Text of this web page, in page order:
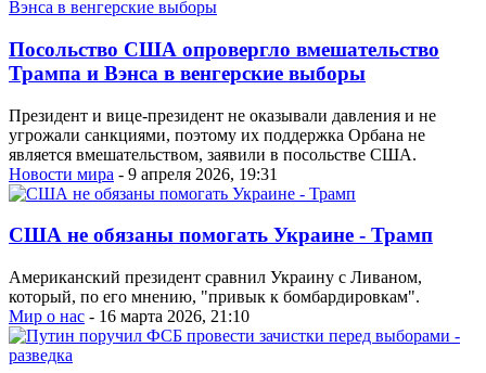
Посольство США опровергло вмешательство
Трампа и Вэнса в венгерские выборы
Президент и вице-президент не оказывали давления и не
угрожали санкциями, поэтому их поддержка Орбана не
является вмешательством, заявили в посольстве США.
Новости мира - 9 апреля 2026, 19:31
США не обязаны помогать Украине - Трамп
Американский президент сравнил Украину с Ливаном,
который, по его мнению, "привык к бомбардировкам".
Мир о нас - 16 марта 2026, 21:10